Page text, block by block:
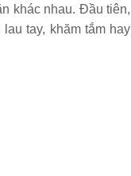
khác nhau. Đầu tiên,
tay, khăm tắm hay